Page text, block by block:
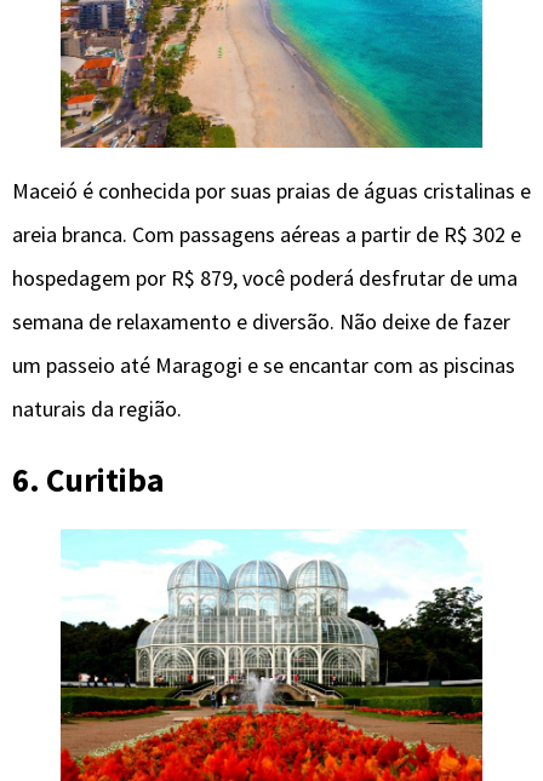
Maceió é conhecida por suas praias de águas cristalinas e
areia branca. Com passagens aéreas a partir de R$ 302 e
hospedagem por R$ 879, você poderá desfrutar de uma
semana de relaxamento e diversão. Não deixe de fazer
um passeio até Maragogi e se encantar com as piscinas
naturais da região.
6. Curitiba